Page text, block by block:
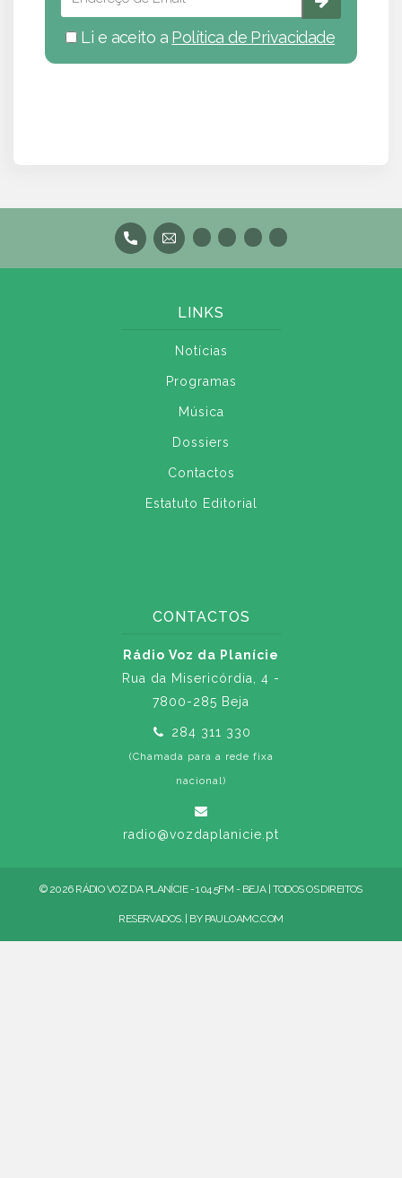
Li e aceito a Política de Privacidade
LINKS
Notícias
Programas
Música
Dossiers
Contactos
Estatuto Editorial
CONTACTOS
Rádio Voz da Planície
Rua da Misericórdia, 4 -
7800-285 Beja
284 311 330
(Chamada para a rede fixa
nacional)
radio@vozdaplanicie.pt
© 2026 RÁDIO VOZ DA PLANÍCIE - 104.5FM - BEJA | TODOS OS DIREITOS
RESERVADOS. | BY PAULOAMC.COM